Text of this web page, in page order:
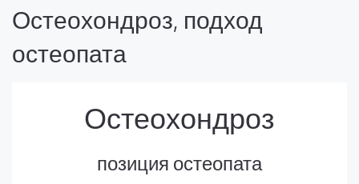
Остеохондроз, подход
остеопата
Остеохондроз
позиция остеопата